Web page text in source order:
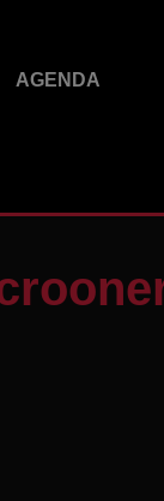
AGENDA